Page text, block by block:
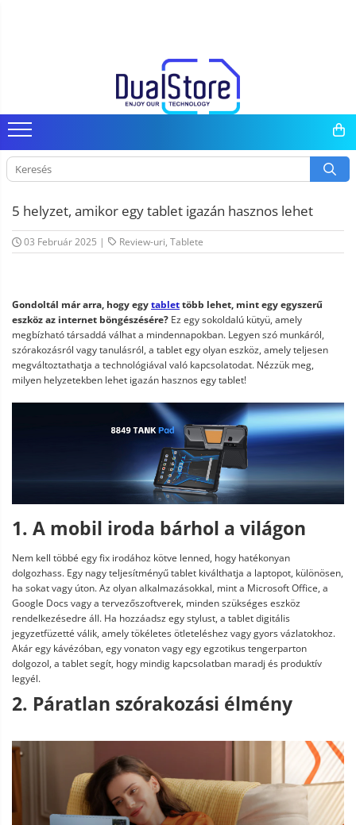
Minden (okos és klasszikus)
Telefongyártók
Masszív telefonok
5G telefonok
Laptopok
Mini PC
Tartozék
Okos autó tükrök kamerával
Vezeték nélküli térfigyelő kamerák
Mini videokamera
Vezetékes fejhallgató
Professzionális fejhallgató
Vezeték nélküli fejhallgató
Okosóra
Tartozékok okosóra
Robogó alkatrészek és tartozékok
Személyi ápolási termékek
Gadgets tartozék
Kamerás drónok
Az autó tartozékai
Vonalkód olvasók
Miracast
Tartozék
Telefon alkatrészek
5 helyzet, amikor egy tablet igazán hasznos lehet
03 Február 2025 | Review-uri, Tablete
Gondoltál már arra, hogy egytablettöbb lehet, mint egy egyszerű
eszköz az internet böngészésére? Ez egy sokoldalú kütyü, amely
megbízható társaddá válhat a mindennapokban. Legyen szó munkáról,
szórakozásról vagy tanulásról, a tablet egy olyan eszköz, amely teljesen
megváltoztathatja a technológiával való kapcsolatodat. Nézzük meg,
milyen helyzetekben lehet igazán hasznos egy tablet!
1. A mobil iroda bárhol a világon
Nem kell többé egy fix irodához kötve lenned, hogy hatékonyan
dolgozhass. Egy nagy teljesítményű tablet kiválthatja a laptopot, különösen,
ha sokat vagy úton. Az olyan alkalmazásokkal, mint a Microsoft Office, a
Google Docs vagy a tervezőszoftverek, minden szükséges eszköz
rendelkezésedre áll. Ha hozzáadsz egy stylust, a tablet digitális
jegyzetfüzetté válik, amely tökéletes ötleteléshez vagy gyors vázlatokhoz.
Akár egy kávézóban, egy vonaton vagy egy egzotikus tengerparton
dolgozol, a tablet segít, hogy mindig kapcsolatban maradj és produktív
legyél.
2. Páratlan szórakozási élmény